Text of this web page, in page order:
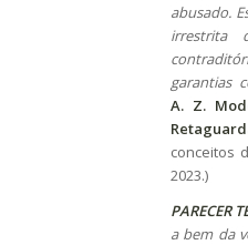
abusado.
irrestrita
garantias
A. Z.
conceitos
2023.)
PARECER
a bem da